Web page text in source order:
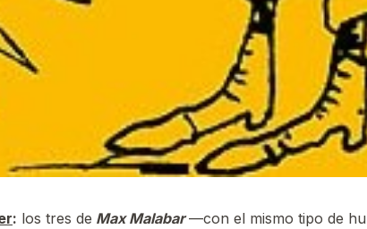
: los tres de Max Malabar—con el mismo tipo de